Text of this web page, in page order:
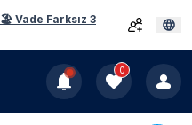
Vade Farksız 3
0